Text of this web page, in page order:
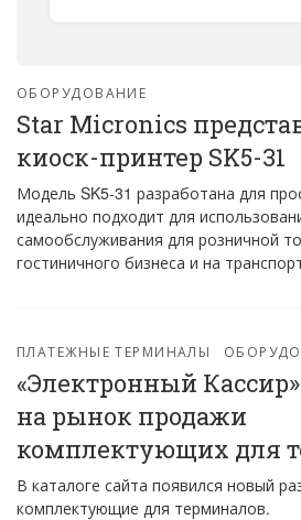
ОБОРУДОВАНИЕ
Star Micronics
киоск-принтер SK5-31
Модель SK5-31 разработана для
идеально подходит для
самообслуживания для розничной
гостиничного бизнеса и на
ПЛАТЕЖНЫЕ ТЕРМИНАЛЫ
«Электронный
на рынок продажи
комплектующих для
В каталоге сайта появился новый
комплектующие для терминалов.